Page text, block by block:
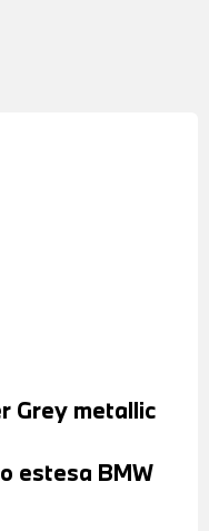
Grey metallic
estesa BMW